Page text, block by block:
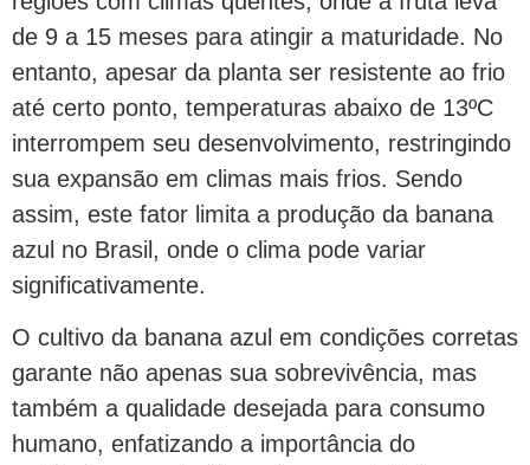
de 9 a 15 meses para atingir a maturidade. No
entanto, apesar da planta ser resistente ao frio
até certo ponto, temperaturas abaixo de 13ºC
interrompem seu desenvolvimento, restringindo
sua expansão em climas mais frios. Sendo
assim, este fator limita a produção da banana
azul no Brasil, onde o clima pode variar
significativamente.
O cultivo da banana azul em condições corretas
garante não apenas sua sobrevivência, mas
também a qualidade desejada para consumo
humano, enfatizando a importância do